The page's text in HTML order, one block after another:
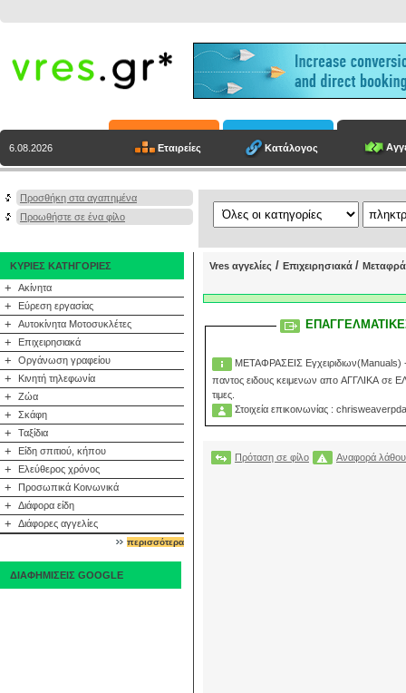
6.08.2026 Εταιρείες Κατάλογος
Προσθήκη στα αγαπημένα
Προωθήστε σε ένα φίλο
ΚΥΡΙΕΣ ΚΑΤΗΓΟΡΙΕΣ
+ Ακίνητα
+ Εύρεση εργασίας
+ Αυτοκίνητα Μοτοσυκλέτες
+ Επιχειρησιακά
+ Οργάνωση γραφείου
+ Κινητή τηλεφωνία
+ Ζώα
+ Σκάφη
+ Ταξίδια
+ Είδη σπιτιού, κήπου
+ Ελεύθερος χρόνος
+ Προσωπικά Κοινωνικά
+ Διάφορα είδη
+ Διάφορες αγγελίες
περισσότερα
ΔΙΑΦΗΜΙΣΕΙΣ GOOGLE
Vres αγγελίες / Επιχειρησιακά /
ΜΕΤΑΦΡΑΣΕΙΣ Εγχειριδιων(Manuals) -
παντος ειδους κειμενων απο ΑΓΓΛΙΚΑ σε
τιμες.
Στοιχεία επικοινωνίας :
Πρόταση σε φίλο Αναφορά